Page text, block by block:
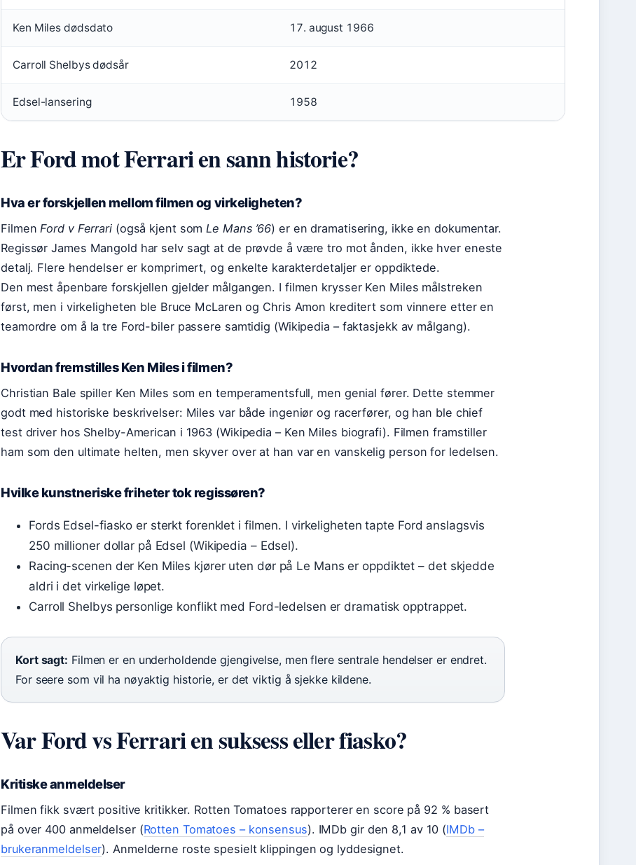
Ken Miles dødsdato 17. august 1966
Carroll Shelbys dødsår 2012
Edsel-lansering 1958
Er Ford mot Ferrari en sann historie?
Hva er forskjellen mellom filmen og virkeligheten?
FilmenFord v Ferrari(også kjent somLe Mans ’66) er en dramatisering, ikke en dokumentar.
Regissør James Mangold har selv sagt at de prøvde å være tro mot ånden, ikke hver eneste
detalj. Flere hendelser er komprimert, og enkelte karakterdetaljer er oppdiktede.
Den mest åpenbare forskjellen gjelder målgangen. I filmen krysser Ken Miles målstreken
først, men i virkeligheten ble Bruce McLaren og Chris Amon kreditert som vinnere etter en
teamordre om å la tre Ford-biler passere samtidig (Wikipedia – faktasjekk av målgang).
Hvordan fremstilles Ken Miles i filmen?
Christian Bale spiller Ken Miles som en temperamentsfull, men genial fører. Dette stemmer
godt med historiske beskrivelser: Miles var både ingeniør og racerfører, og han ble chief
test driver hos Shelby-American i 1963 (Wikipedia – Ken Miles biografi). Filmen framstiller
ham som den ultimate helten, men skyver over at han var en vanskelig person for ledelsen.
Hvilke kunstneriske friheter tok regissøren?
Fords Edsel-fiasko er sterkt forenklet i filmen. I virkeligheten tapte Ford anslagsvis
250 millioner dollar på Edsel (Wikipedia – Edsel).
Racing-scenen der Ken Miles kjører uten dør på Le Mans er oppdiktet – det skjedde
aldri i det virkelige løpet.
Carroll Shelbys personlige konflikt med Ford-ledelsen er dramatisk opptrappet.
Kort sagt: Filmen er en underholdende gjengivelse, men flere sentrale hendelser er endret.
For seere som vil ha nøyaktig historie, er det viktig å sjekke kildene.
Var Ford vs Ferrari en suksess eller fiasko?
Kritiske anmeldelser
Filmen fikk svært positive kritikker. Rotten Tomatoes rapporterer en score på 92 % basert
på over 400 anmeldelser (Rotten Tomatoes – konsensus). IMDb gir den 8,1 av 10 (IMDb –
brukeranmeldelser). Anmelderne roste spesielt klippingen og lyddesignet.